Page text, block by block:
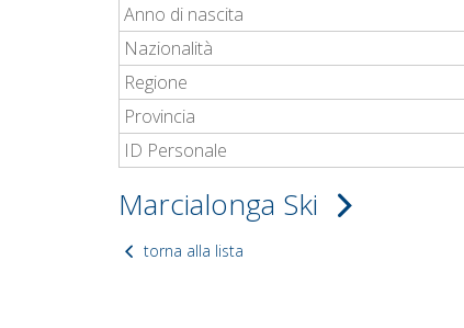
Anno di nascita
Nazionalità
Regione
Provincia
ID Personale
Marcialonga Ski
torna alla lista